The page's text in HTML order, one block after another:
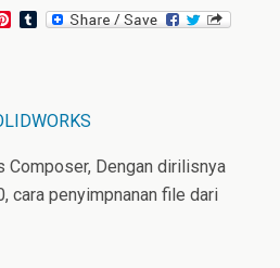
P
e
t
T
Composer, Dengan dirilisnya
cara penyimpnanan file dari